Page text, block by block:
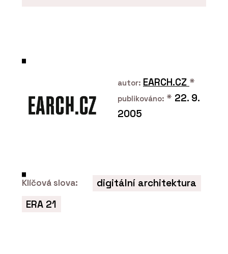
autor: EARCH.CZ *
publikováno: * 22. 9.
2005
Klíčová slova:
digitální architektura
ERA 21